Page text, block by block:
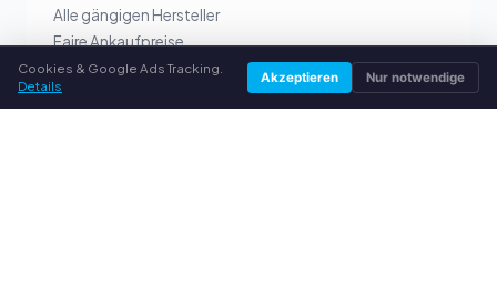
Alle gängigen Hersteller
Faire Ankaufpreise
Geld vorab per PayPal
Persönliche Beratung
Cookies & Google Ads Tracking.
Details
Akzeptieren Nur notwendige